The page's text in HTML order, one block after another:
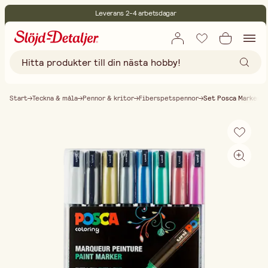
Leverans 2-4 arbetsdagar
Fri frakt vid köp över 499:-
Start Teckna & måla Pennor & kritor Fiberspetspennor Set Posca Marker